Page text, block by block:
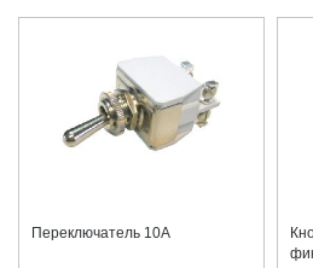
Переключатель 10А